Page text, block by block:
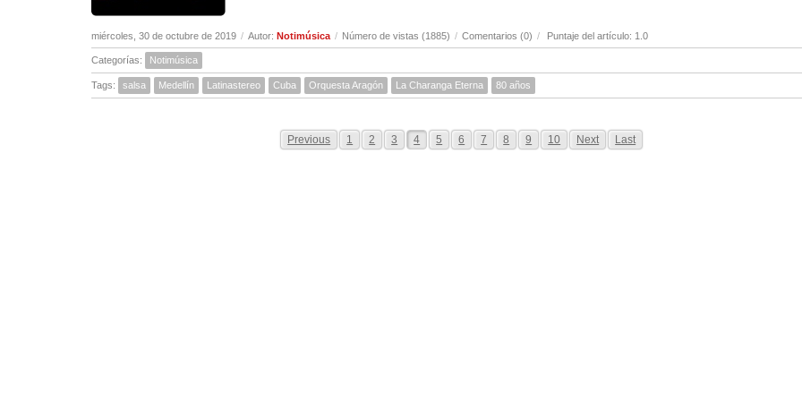
miércoles, 30 de octubre de 2019 / Autor: Notimúsica / Número de vistas (1885) / Comentarios (0) / Puntaje del artículo: 1.0
Categorías: Notimúsica
Tags: salsa Medellín Latinastereo Cuba Orquesta Aragón La Charanga Eterna 80 años
Previous 1 2 3 4 5 6 7 8 9 10 Next Last